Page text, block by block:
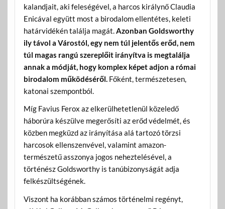
kalandjait, aki feleségével, a harcos királynő Claudia
Enicával együtt most a birodalom ellentétes, keleti
határvidékén találja magát.Azonban Goldsworthy
ily távol a Várostól, egy nem túl jelentős erőd, nem
túl magas rangú szereplőit irányítva is megtalálja
annak a módját, hogy komplex képet adjon a római
birodalom működéséről.Főként, természetesen,
katonai szempontból.
Míg Favius Ferox az elkerülhetetlenül közeledő
háborúra készülve megerősíti az erőd védelmét, és
közben megküzd az irányítása alá tartozó törzsi
harcosok ellenszenvével, valamint amazon-
természetű asszonya jogos neheztelésével, a
történész Goldsworthy is tanúbizonyságát adja
felkészültségének.
Viszont ha korábban számos történelmi regényt,